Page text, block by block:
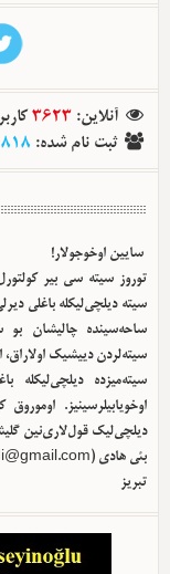
آنلاین:
3623 کاربر
ثبت نام شده:
سایین اوخوجولار!
توروز سیته سی بیر کولتورل
سیته دیلچی‌لیکله باغلی
ساحه‌سینده چالیشان بو
سیته‌لردن دییشیک اولا‌راق،
سیته‌میزده دیلچی‌لیکله
اوخویابیلرسینیز.
دیلچی‌لیک قول‌لاری‌نین
بئی هادی (
تبریز